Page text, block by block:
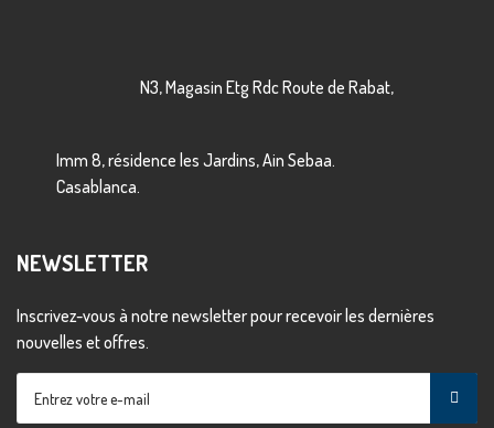
N3, Magasin Etg Rdc Route de Rabat,
Imm 8, résidence les Jardins, Ain Sebaa.
Casablanca.
NEWSLETTER
Inscrivez-vous à notre newsletter pour recevoir les dernières
nouvelles et offres.